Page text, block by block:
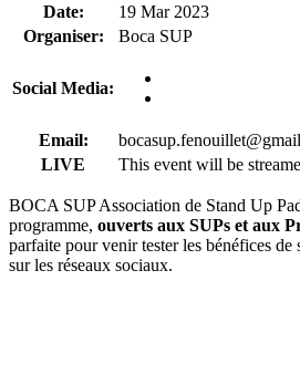
Date:
19 Mar 2023
Organiser:
Boca SUP
Social Media:
Email:
LIVE
This event will be
BOCA SUP Association de Stand Up
programme, ouverts aux SUPs et aux
parfaite pour venir tester les bénéfices
sur les réseaux sociaux.